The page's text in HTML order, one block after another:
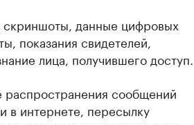
скриншоты, данные цифровых
показания свидетелей,
лица, получившего доступ.
сообщений
в интернете, пересылку